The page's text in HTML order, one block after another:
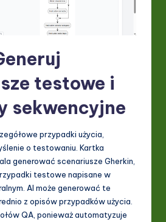
testowe i
sekwencyjne
przypadki użycia,
o testowaniu. Kartka
generować scenariusze Gherkin,
testowe napisane w
AI może generować te
z opisów przypadków użycia.
QA, ponieważ automatyzuje